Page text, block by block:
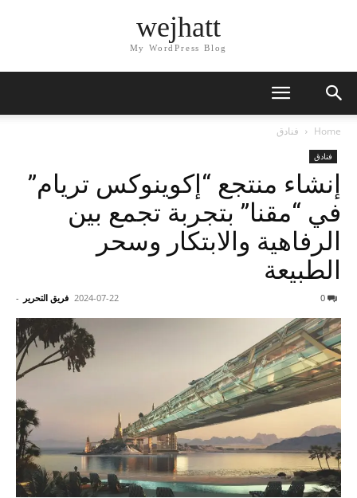
wejhatt
My WordPress Blog
Home فنادق
فنادق
إنشاء منتجع “إكوينوكس تريام”
في “مقنا” بتجربة تجمع بين
الرفاهية والابتكار وسحر
الطبيعة
فريق التحرير - 2024-07-22